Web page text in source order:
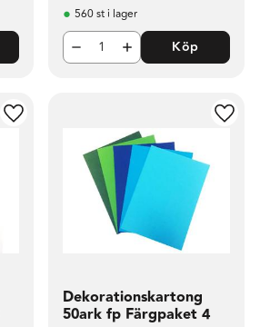
560 st i lager
Köp
Lägg till i favoriter
Dekorationskartong
50ark fp Färgpaket 4
Lägg